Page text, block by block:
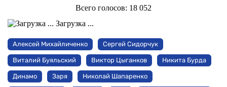
Всего голосов: 18 052
Загрузка ...
Алексей Михайличенко Сергей Сидорчук
Виталий Буяльский Виктор Цыганков Никита Бурда
Динамо Заря Николай Шапаренко